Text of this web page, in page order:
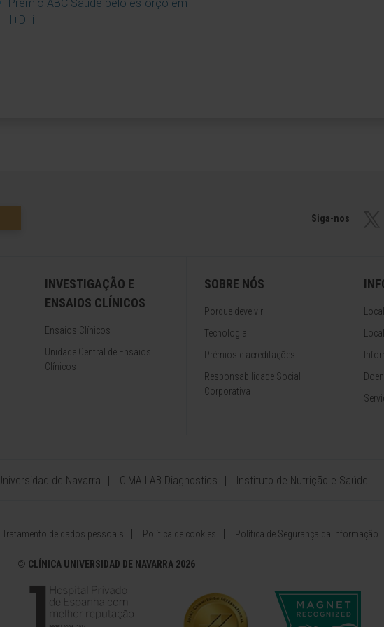
Prémio ABC Saúde pelo esforço em
I+D+i
Siga-nos
INVESTIGAÇÃO E
ENSAIOS CLÍNICOS
Ensaios Clínicos
Unidade Central de Ensaios
Clínicos
SOBRE NÓS
Porque deve vir
Tecnologia
Prémios e acreditações
Responsabilidade Social
Corporativa
de Navarra CIMA LAB Diagnostics Instituto de Nutrição e Saúde
Tratamento de dados pessoais Política de cookies Política de Segurança da Informação
© CLÍNICA UNIVERSIDAD DE NAVARRA 2026